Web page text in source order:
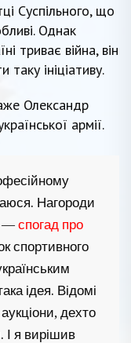
Суспільного, що
Однак
триває війна, він
ініціативу.
Олександр
армії.
Нагороди
— спогад про
спортивного
ідея. Відомі
дехто
І я вирішив